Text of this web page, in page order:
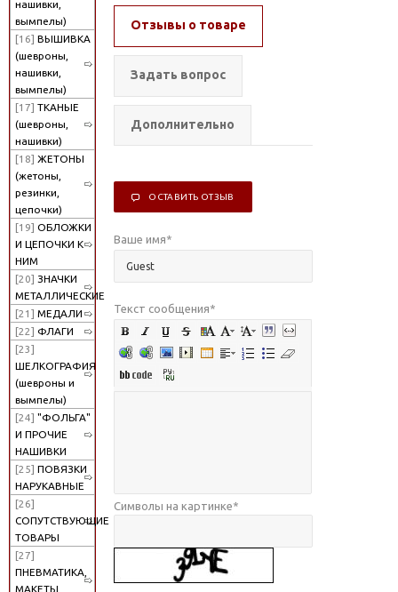
нашивки,
вымпелы)
[16] ВЫШИВКА
(шевроны,
нашивки,
вымпелы)
[17] ТКАНЫЕ
(шевроны,
нашивки)
[18] ЖЕТОНЫ
(жетоны,
резинки,
цепочки)
[19] ОБЛОЖКИ
И ЦЕПОЧКИ К
НИМ
[20] ЗНАЧКИ
МЕТАЛЛИЧЕСКИЕ
[21] МЕДАЛИ
[22] ФЛАГИ
[23]
ШЕЛКОГРАФИЯ
(шевроны и
вымпелы)
[24] "ФОЛЬГА"
И ПРОЧИЕ
НАШИВКИ
[25] ПОВЯЗКИ
НАРУКАВНЫЕ
[26]
СОПУТСТВУЮЩИЕ
ТОВАРЫ
[27]
ПНЕВМАТИКА,
МАКЕТЫ
Отзывы о товаре
Задать вопрос
Дополнительно
ОСТАВИТЬ ОТЗЫВ
Ваше имя*
Текст сообщения*
Символы на картинке*